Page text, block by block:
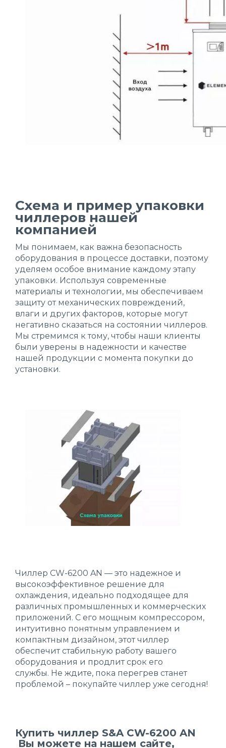
Схема и пример упаковки
чиллеров нашей
компанией
Мы понимаем, как важна безопасность
оборудования в процессе доставки, поэтому
уделяем особое внимание каждому этапу
упаковки. Используя современные
материалы и технологии, мы обеспечиваем
защиту от механических повреждений,
влаги и других факторов, которые могут
негативно сказаться на состоянии чиллеров.
Мы стремимся к тому, чтобы наши клиенты
были уверены в надежности и качестве
нашей продукции с момента покупки до
установки.
Чиллер CW-6200 AN — это надежное и
высокоэффективное решение для
охлаждения, идеально подходящее для
различных промышленных и коммерческих
приложений. С его мощным компрессором,
интуитивно понятным управлением и
компактным дизайном, этот чиллер
обеспечит стабильную работу вашего
оборудования и продлит срок его
службы. Не ждите, пока перегрев станет
проблемой – покупайте чиллер уже сегодня!
Купить чиллер S&A CW-6200 AN
Вы можете на нашем сайте,